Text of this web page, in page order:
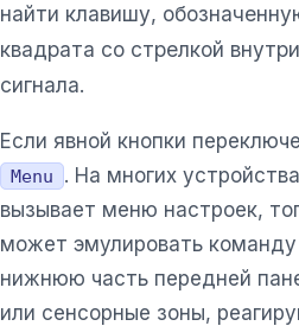
найти клавишу,
квадрата со стрелкой
сигнала.
Если явной кнопки
Menu . На многих
вызывает меню настроек,
может эмулировать
нижнюю часть передней
или сенсорные зоны,